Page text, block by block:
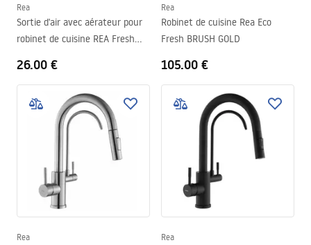
Rea
Sortie d'air avec aérateur pour
robinet de cuisine REA Fresh
26.00 €
Rea
Robinet de cuisine Rea Eco
Fresh BRUSH GOLD
105.00 €
Rea Rea